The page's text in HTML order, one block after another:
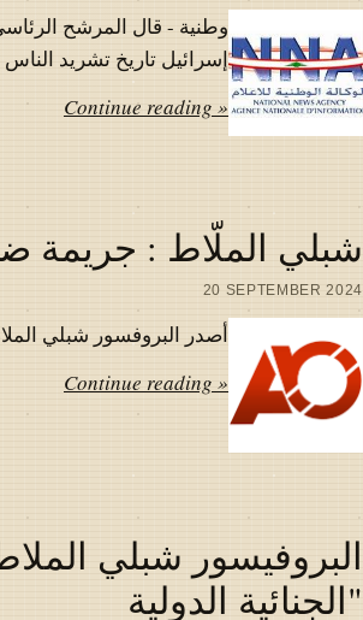
وطنية - قال المرشح
إسرائيل تاريخ تشريد
Continue reading »
شبلي الملّاط : جريمة
20 SEPTEMBER 2024
أصدر البروفسور شبلي
Continue reading »
البروفيسور شبلي
"الجنائية الدولية